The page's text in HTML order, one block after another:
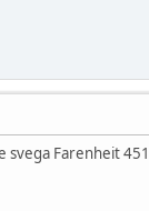
Farenheit